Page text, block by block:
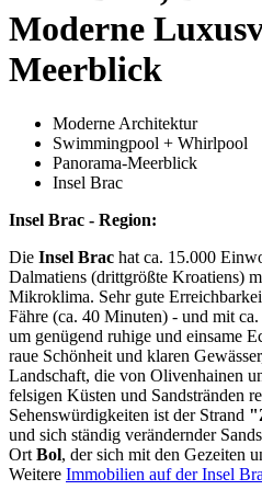
Moderne
Meerblick
Moderne Architektur
Swimmingpool + Whirlpool
Panorama-Meerblick
Insel Brac
Insel Brac - Region:
Die Insel Brac hat ca. 15.000
Dalmatiens (drittgrößte Kroatiens)
Mikroklima. Sehr gute
Fähre (ca. 40 Minuten) - und mit
um genügend ruhige und einsame
raue Schönheit und klaren
Landschaft, die von Olivenhainen
felsigen Küsten und Sandstränden
Sehenswürdigkeiten ist der Strand
und sich ständig verändernder
Ort Bol, der sich mit den Gezeiten
Weitere Immobilien auf der Insel